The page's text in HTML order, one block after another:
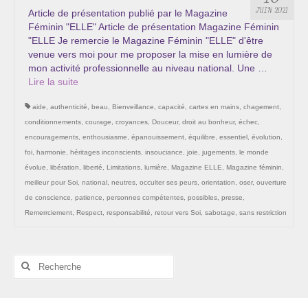
Les Onctions Sacrées -La Magdaléenne –
Nadine-Sarah Penna
Qui suis je ?
Mon cursus d’évolution vers une femme plus
Témoignages
Calendrier
Initiation à la sophrologie « offerte »
Sophro-Méditation tous les lundis soir en visio
Prendre contact
JUIN 2021
Article de présentation publié par le Magazine
Féminin "ELLE" Article de présentation Magazine Féminin
"ELLE Je remercie le Magazine Féminin "ELLE" d'être
venue vers moi pour me proposer la mise en lumière de
mon activité professionnelle au niveau national. Une …
Lire la suite­­
aide authenticité beau Bienveillance capacité cartes en mains chagement
conditionnements courage croyances Douceur, droit au bonheur, échec
encouragements enthousiasme épanouissement équilibre essentiel évolution
foi harmonie héritages inconscients insouciance joie jugements le monde
évolue
libération liberté Limitations lumière Magazine ELLE Magazine féminin
meilleur pour Soi national neutres occulter ses peurs orientation oser, ouverture
de conscience
patience personnes compétentes possibles presse
Remerrciement
Respect responsabilité retour vers Soi sabotage sans restriction
Rechercher